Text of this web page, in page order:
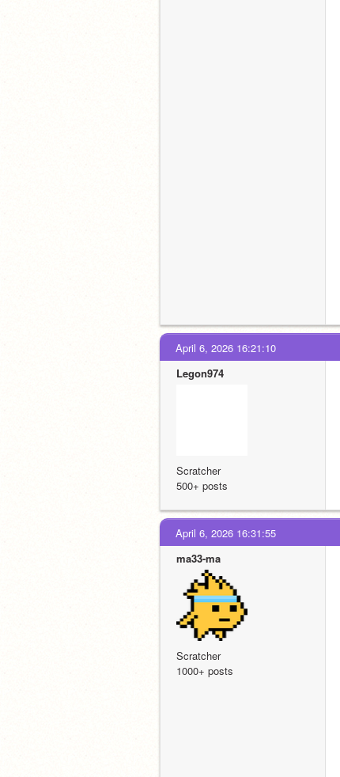
April 6, 2026 16:21:10
Legon974
Scratcher
500+ posts
April 6, 2026 16:31:55
ma33-ma
Scratcher
1000+ posts